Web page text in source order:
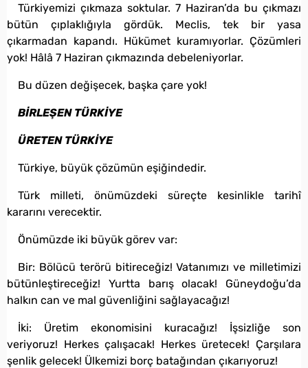
Türkiyemizi çıkmaza soktular. 7 Haziran’da bu çıkmazı
bütün çıplaklığıyla gördük. Meclis, tek bir yasa
çıkarmadan kapandı. Hükümet kuramıyorlar. Çözümleri
yok! Hâlâ 7 Haziran çıkmazında debeleniyorlar.
Bu düzen değişecek, başka çare yok!
BİRLEŞEN TÜRKİYE
ÜRETEN TÜRKİYE
Türkiye, büyük çözümün eşiğindedir.
Türk milleti, önümüzdeki süreçte kesinlikle tarihî
kararını verecektir.
Önümüzde iki büyük görev var:
Bir: Bölücü terörü bitireceğiz! Vatanımızı ve milletimizi
bütünleştireceğiz! Yurtta barış olacak! Güneydoğu’da
halkın can ve mal güvenliğini sağlayacağız!
İki: Üretim ekonomisini kuracağız! İşsizliğe son
veriyoruz! Herkes çalışacak! Herkes üretecek! Çarşılara
şenlik gelecek! Ülkemizi borç batağından çıkarıyoruz!